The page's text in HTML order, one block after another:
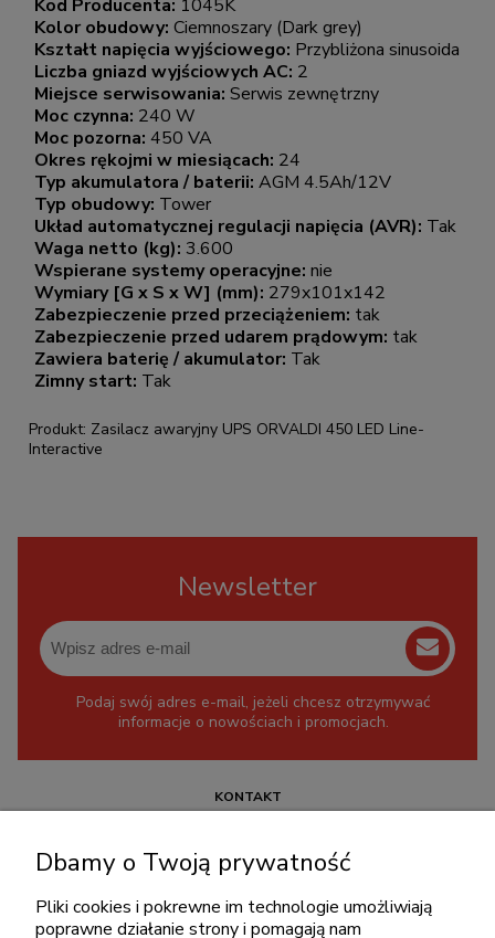
Kod Producenta: 1045K
Kolor obudowy: Ciemnoszary (Dark grey)
Kształt napięcia wyjściowego: Przybliżona sinusoida
Liczba gniazd wyjściowych AC: 2
Miejsce serwisowania: Serwis zewnętrzny
Moc czynna: 240 W
Moc pozorna: 450 VA
Okres rękojmi w miesiącach: 24
Typ akumulatora / baterii: AGM 4.5Ah/12V
Typ obudowy: Tower
Układ automatycznej regulacji napięcia (AVR): Tak
Waga netto (kg): 3.600
Wspierane systemy operacyjne: nie
Wymiary [G x S x W] (mm): 279x101x142
Zabezpieczenie przed przeciążeniem: tak
Zabezpieczenie przed udarem prądowym: tak
Zawiera baterię / akumulator: Tak
Zimny start: Tak
Produkt: Zasilacz awaryjny UPS ORVALDI 450 LED Line-
Interactive
Newsletter
Podaj swój adres e-mail, jeżeli chcesz otrzymywać
informacje o nowościach i promocjach.
KONTAKT
pon.-piąt.: 08:00-16:00
sklep@cebit.pl
Dbamy o Twoją prywatność
Pliki cookies i pokrewne im technologie umożliwiają
poprawne działanie strony i pomagają nam